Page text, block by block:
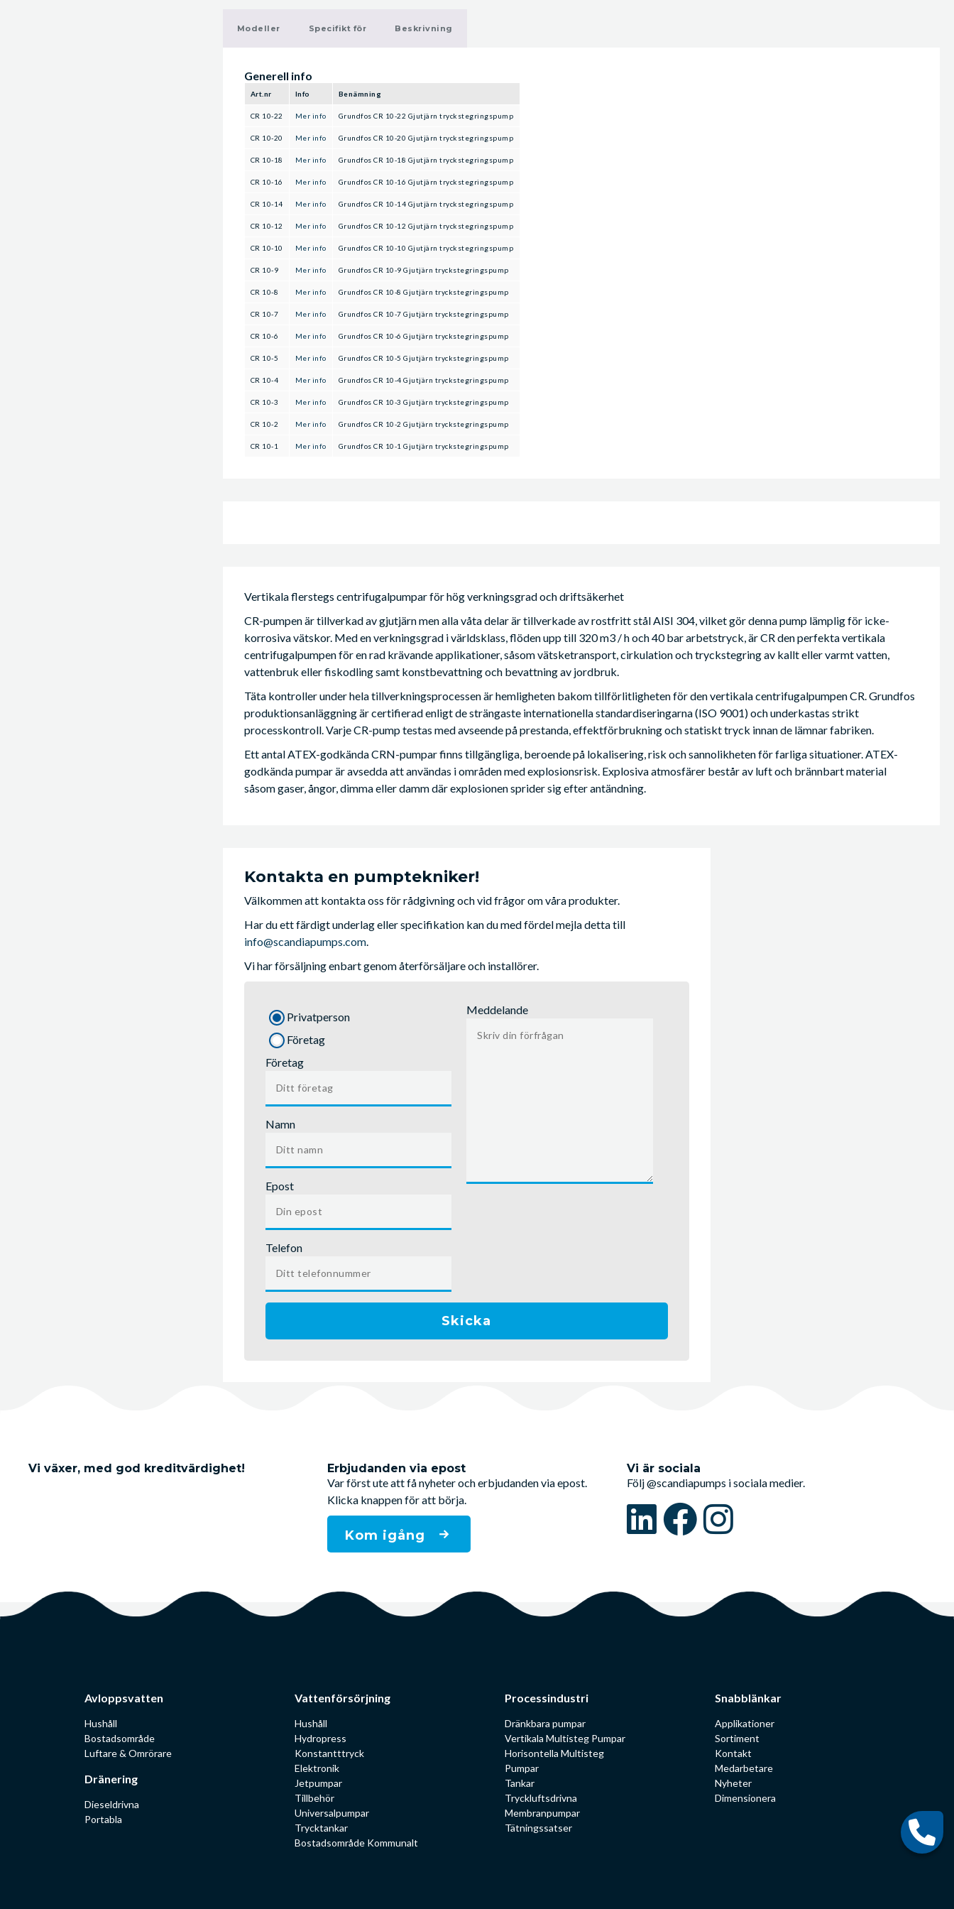
Modeller Specifikt för Beskrivning
Generell info
Art.nr Info Benämning
CR 10-22 Mer info Grundfos CR 10-22 Gjutjärn tryckstegringspump
CR 10-20 Mer info Grundfos CR 10-20 Gjutjärn tryckstegringspump
CR 10-18 Mer info Grundfos CR 10-18 Gjutjärn tryckstegringspump
CR 10-16 Mer info Grundfos CR 10-16 Gjutjärn tryckstegringspump
CR 10-14 Mer info Grundfos CR 10-14 Gjutjärn tryckstegringspump
CR 10-12 Mer info Grundfos CR 10-12 Gjutjärn tryckstegringspump
CR 10-10 Mer info Grundfos CR 10-10 Gjutjärn tryckstegringspump
CR 10-9 Mer info Grundfos CR 10-9 Gjutjärn tryckstegringspump
CR 10-8 Mer info Grundfos CR 10-8 Gjutjärn tryckstegringspump
CR 10-7 Mer info Grundfos CR 10-7 Gjutjärn tryckstegringspump
CR 10-6 Mer info Grundfos CR 10-6 Gjutjärn tryckstegringspump
CR 10-5 Mer info Grundfos CR 10-5 Gjutjärn tryckstegringspump
CR 10-4 Mer info Grundfos CR 10-4 Gjutjärn tryckstegringspump
CR 10-3 Mer info Grundfos CR 10-3 Gjutjärn tryckstegringspump
CR 10-2 Mer info Grundfos CR 10-2 Gjutjärn tryckstegringspump
CR 10-1 Mer info Grundfos CR 10-1 Gjutjärn tryckstegringspump
Vertikala flerstegs centrifugalpumpar för hög verkningsgrad och driftsäkerhet
CR-pumpen är tillverkad av gjutjärn men alla våta delar är tillverkade av rostfritt stål AISI 304, vilket gör denna pump lämplig för icke-
korrosiva vätskor. Med en verkningsgrad i världsklass, flöden upp till 320 m3 / h och 40 bar arbetstryck, är CR den perfekta vertikala
centrifugalpumpen för en rad krävande applikationer, såsom vätsketransport, cirkulation och tryckstegring av kallt eller varmt vatten,
vattenbruk eller fiskodling samt konstbevattning och bevattning av jordbruk.
Täta kontroller under hela tillverkningsprocessen är hemligheten bakom tillförlitligheten för den vertikala centrifugalpumpen CR. Grundfos
produktionsanläggning är certifierad enligt de strängaste internationella standardiseringarna (ISO 9001) och underkastas strikt
processkontroll. Varje CR-pump testas med avseende på prestanda, effektförbrukning och statiskt tryck innan de lämnar fabriken.
Ett antal ATEX-godkända CRN-pumpar finns tillgängliga, beroende på lokalisering, risk och sannolikheten för farliga situationer. ATEX-
godkända pumpar är avsedda att användas i områden med explosionsrisk. Explosiva atmosfärer består av luft och brännbart material
såsom gaser, ångor, dimma eller damm där explosionen sprider sig efter antändning.
Kontakta en pumptekniker!
Välkommen att kontakta oss för rådgivning och vid frågor om våra produkter.
Har du ett färdigt underlag eller specifikation kan du med fördel mejla detta till
info@scandiapumps.com.
Vi har försäljning enbart genom återförsäljare och installörer.
Privatperson
Företag
Företag
Namn
Epost
Telefon
Meddelande
Vi växer, med god kreditvärdighet!
Erbjudanden via epost
Var först ute att få nyheter och erbjudanden via epost.
Klicka knappen för att börja.
Kom igång
Vi är sociala
Följ @scandiapumps i sociala medier.
Avloppsvatten
Hushåll
Bostadsområde
Luftare & Omrörare
Dränering
Dieseldrivna
Portabla
Vattenförsörjning
Hushåll
Hydropress
Konstantttryck
Elektronik
Jetpumpar
Tillbehör
Universalpumpar
Trycktankar
Bostadsområde Kommunalt
Processindustri
Dränkbara pumpar
Vertikala Multisteg Pumpar
Horisontella Multisteg
Pumpar
Tankar
Tryckluftsdrivna
Membranpumpar
Tätningssatser
Snabblänkar
Applikationer
Sortiment
Kontakt
Medarbetare
Nyheter
Dimensionera